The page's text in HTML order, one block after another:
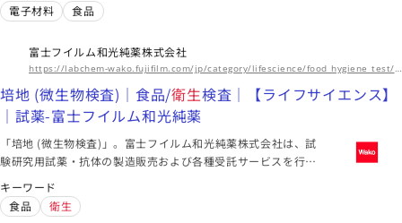
海外拠点
このメーカーに絞り込む（5）
電子材料
食品
富士フイルム和光純薬株式会社
https://labchem-wako.fujifilm.com/jp/category/lifescience/food_hygiene_test/microbiology/index.html
培地 (微生物検査)｜食品/衛生検査｜【ライフサイエンス】
｜試薬-富士フイルム和光純薬
「培地 (微生物検査)」。富士フイルム和光純薬株式会社は、試
験研究用試薬・抗体の製造販売および各種受託サービスを行っ
合成用や環境測定用試薬まで、幅広い分野で多種多様なニーズ
に応えています。
キーワード
食品
衛生